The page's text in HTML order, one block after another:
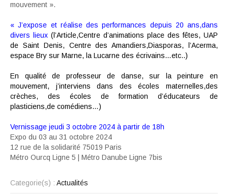
mouvement ».
« J’expose et réalise des performances depuis 20 ans,dans
divers lieux (l’Article,Centre d’animations place des fêtes, UAP
de Saint Denis, Centre des Amandiers,Diasporas, l’Acerma,
espace Bry sur Marne, la Lucarne des écrivains…etc..)
En qualité de professeur de danse, sur la peinture en
mouvement, j’interviens dans des écoles maternelles,des
crèches, des écoles de formation d’éducateurs de
plasticiens,de comédiens…)
Vernissage jeudi 3 octobre 2024 à partir de 18h
Expo du 03 au 31 octobre 2024
12 rue de la solidarité 75019 Paris
Métro Ourcq Ligne 5 | Métro Danube Ligne 7bis
Categorie(s) : Actualités